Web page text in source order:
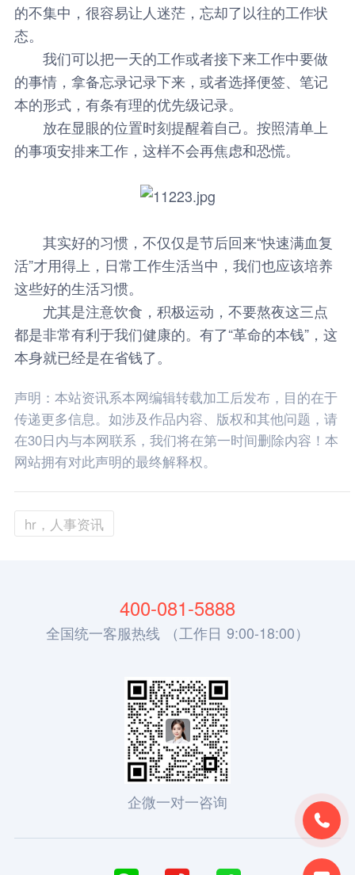
的不集中，很容易让人迷茫，忘却了以往的工作状
态。
我们可以把一天的工作或者接下来工作中要做
的事情，拿备忘录记录下来，或者选择便签、笔记
本的形式，有条有理的优先级记录。
放在显眼的位置时刻提醒着自己。按照清单上
的事项安排来工作，这样不会再焦虑和恐慌。
其实好的习惯，不仅仅是节后回来“快速满血复
活”才用得上，日常工作生活当中，我们也应该培养
这些好的生活习惯。
尤其是注意饮食，积极运动，不要熬夜这三点
都是非常有利于我们健康的。有了“革命的本钱”，这
本身就已经是在省钱了。
声明：本站资讯系本网编辑转载加工后发布，目的在于
传递更多信息。如涉及作品内容、版权和其他问题，请
在30日内与本网联系，我们将在第一时间删除内容！本
网站拥有对此声明的最终解释权。
hr，人事资讯

400-081-5888
全国统一客服热线 （工作日 9:00-18:00）
企微一对一咨询